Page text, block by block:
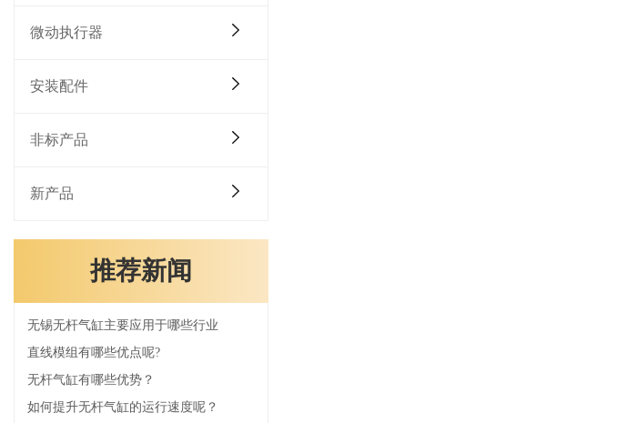
微动执行器
安装配件
非标产品
新产品
推荐新闻
无锡无杆气缸主要应用于哪些行业
直线模组有哪些优点呢?
无杆气缸有哪些优势？
如何提升无杆气缸的运行速度呢？